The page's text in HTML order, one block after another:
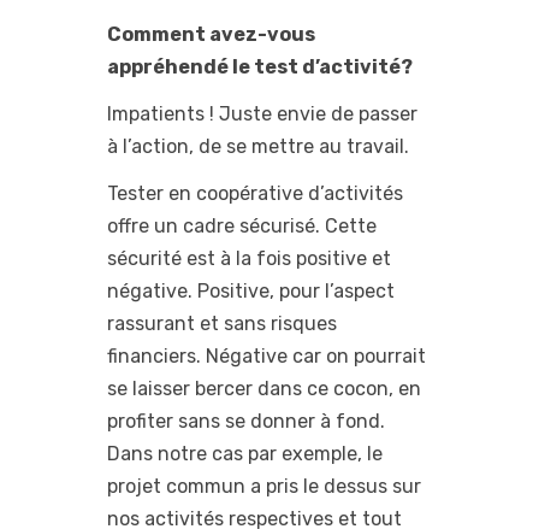
Comment avez-vous
appréhendé le test d’activité?
Impatients ! Juste envie de passer
à l’action, de se mettre au travail.
Tester en coopérative d’activités
offre un cadre sécurisé. Cette
sécurité est à la fois positive et
négative. Positive, pour l’aspect
rassurant et sans risques
financiers. Négative car on pourrait
se laisser bercer dans ce cocon, en
profiter sans se donner à fond.
Dans notre cas par exemple, le
projet commun a pris le dessus sur
nos activités respectives et tout